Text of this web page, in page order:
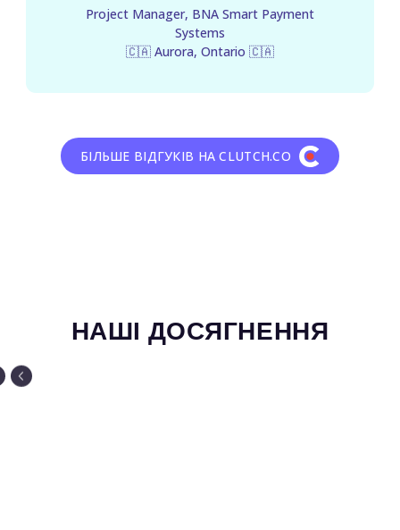
Project Manager, BNA Smart Payment
Systems
🇨🇦 Aurora, Ontario 🇨🇦
БІЛЬШЕ ВІДГУКІВ НА СLUTCH.CO
НАШІ ДОСЯГНЕННЯ